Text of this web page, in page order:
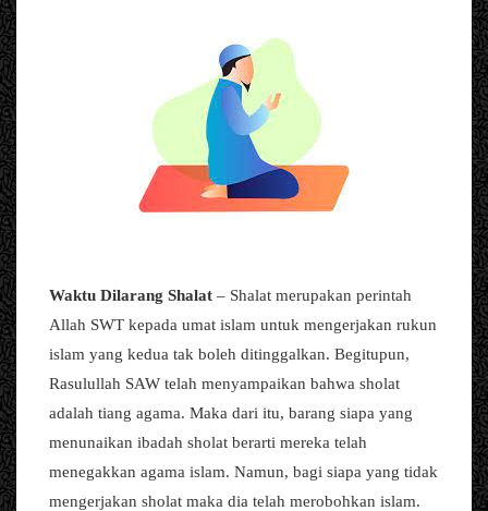
Waktu Dilarang Shalat – Shalat merupakan perintah
Allah SWT kepada umat islam untuk mengerjakan rukun
islam yang kedua tak boleh ditinggalkan. Begitupun,
Rasulullah SAW telah menyampaikan bahwa sholat
adalah tiang agama. Maka dari itu, barang siapa yang
menunaikan ibadah sholat berarti mereka telah
menegakkan agama islam. Namun, bagi siapa yang tidak
mengerjakan sholat maka dia telah merobohkan islam.